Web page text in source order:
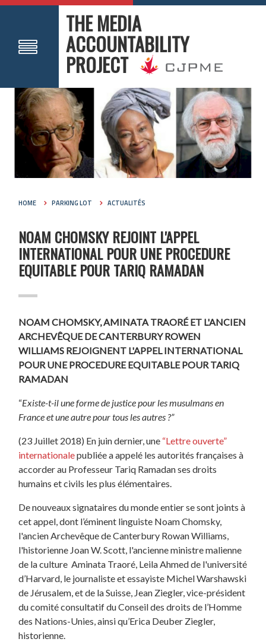
THE MEDIA
ACCOUNTABILITY
PROJECT
HOME PARKING LOT ACTUALITÉS
NOAM CHOMSKY REJOINT L'APPEL
INTERNATIONAL POUR UNE PROCEDURE
EQUITABLE POUR TARIQ RAMADAN
NOAM CHOMSKY, AMINATA TRAORÉ ET L'ANCIEN
ARCHEVÊQUE DE CANTERBURY ROWEN
WILLIAMS REJOIGNENT L'APPEL INTERNATIONAL
POUR UNE PROCEDURE EQUITABLE POUR TARIQ
RAMADAN
“Existe-t-il une forme de justice pour les musulmans en
France et une autre pour tous les autres ?”
(23 Juillet 2018) En juin dernier, une “Lettre ouverte”
internationalepubliée a appelé les autorités françaises à
accorder au Professeur Tariq Ramadan ses droits
humains et civils les plus élémentaires.
De nouveaux signataires du monde entier se sont joints à
cet appel, dont l’éminent linguiste Noam Chomsky,
l'ancien Archevêque de Canterbury Rowan Williams,
l'historienne Joan W. Scott, l'ancienne ministre malienne
de la culture Aminata Traoré, Leila Ahmed de l'université
d’Harvard, le journaliste et essayiste Michel Warshawski
de Jérusalem, et de la Suisse, Jean Ziegler, vice-président
du comité consultatif du Conseil des droits de l’Homme
des Nations-Unies, ainsi qu’Erica Deuber Ziegler,
historienne.